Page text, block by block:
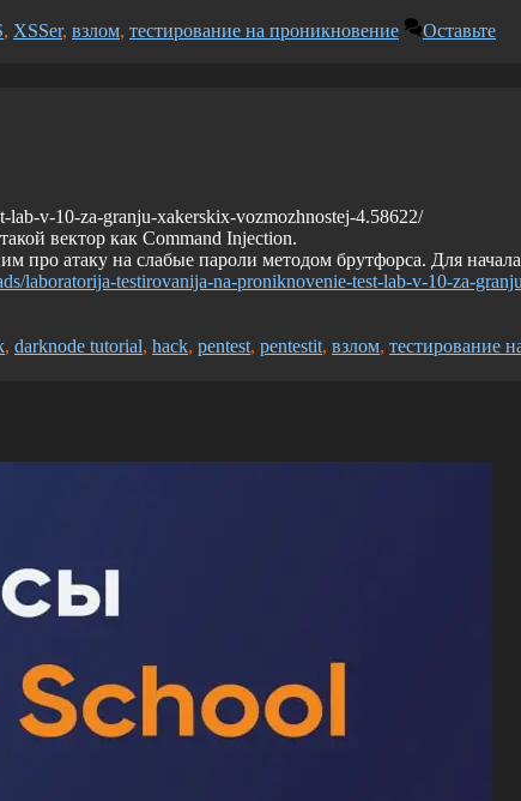
, XSSer, взлом, тестирование на проникновение
Оставьте
lab-v-10-za-granju-xakerskix-vozmozhnostej-4.58622/
вектор как Command Injection.
про атаку на слабые пароли методом брутфорса. Для
laboratorija-testirovanija-na-proniknovenie-test-lab-v-10-za-
, darknode tutorial, hack, pentest, pentestit, взлом, тестирование